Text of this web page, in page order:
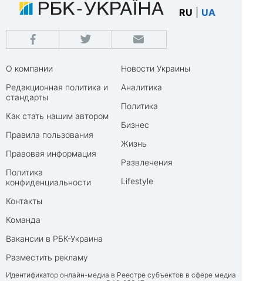
RU UA
О компании
Редакционная политика и
стандарты
Как стать нашим автором
Правила пользования
Правовая информация
Политика
конфиденциальности
Контакты
Команда
Вакансии в РБК-Украина
Разместить рекламу
Новости Украины
Аналитика
Политика
Бизнес
Жизнь
Развлечения
Lifestyle
Идентификатор онлайн-медиа в Реестре субъектов в сфере медиа